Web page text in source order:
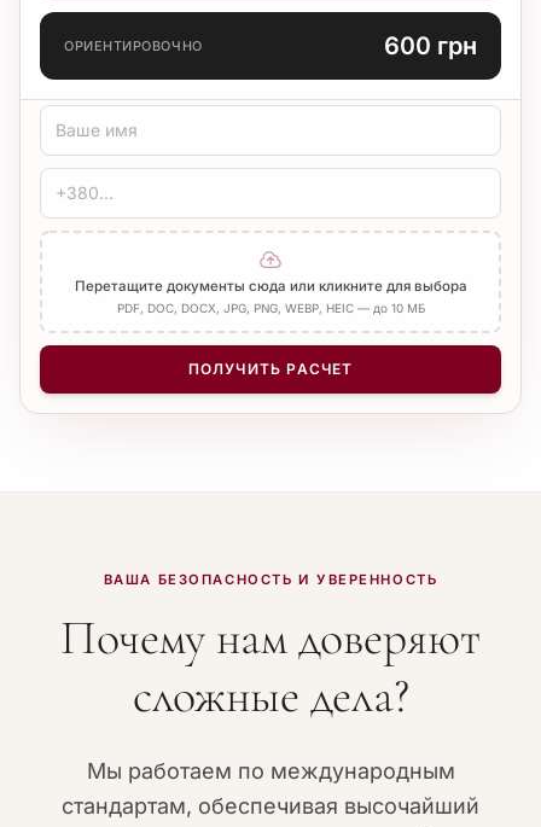
ОРИЕНТИРОВОЧНО 600 грн
Перетащите документы сюда или кликните для выбора
PDF, DOC, DOCX, JPG, PNG, WEBP, HEIC — до 10 МБ
ПОЛУЧИТЬ РАСЧЕТ
ВАША БЕЗОПАСНОСТЬ И УВЕРЕННОСТЬ
Почему нам доверяют
сложные дела?
Мы работаем по международным
стандартам, обеспечивая высочайший